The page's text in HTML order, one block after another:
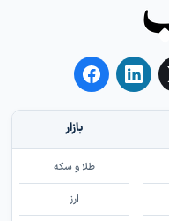
بازار
طلا و سکه
ارز